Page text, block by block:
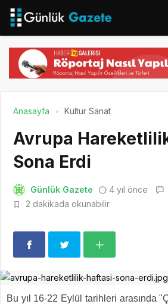
Anasayfa Kültür Sanat
Avrupa
Sona Erdi
Günlük Gazete 4 yıl önce
2 dakikada okunabilir
Bu yıl 16-22 Eylül tarihleri arasında